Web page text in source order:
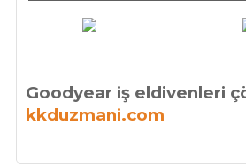
Goodyear iş eldivenleri
kkduzmani.com